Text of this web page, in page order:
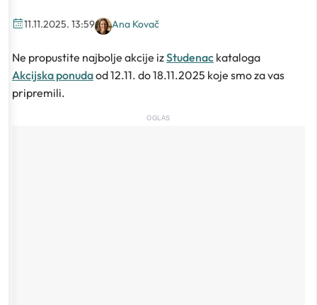
11.11.2025. 13:59 Ana Kovač
Ne propustite najbolje akcije izStudenac kataloga
Akcijska ponudaod 12.11. do 18.11.2025 koje smo za vas
pripremili.
OGLAS